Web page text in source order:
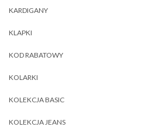
KARDIGANY
KLAPKI
KOD RABATOWY
KOLARKI
KOLEKCJA BASIC
KOLEKCJA JEANS